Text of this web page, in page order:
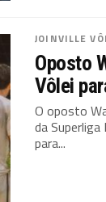
JOINVILLE
Oposto
Vôlei
O oposto
da Superliga
para...